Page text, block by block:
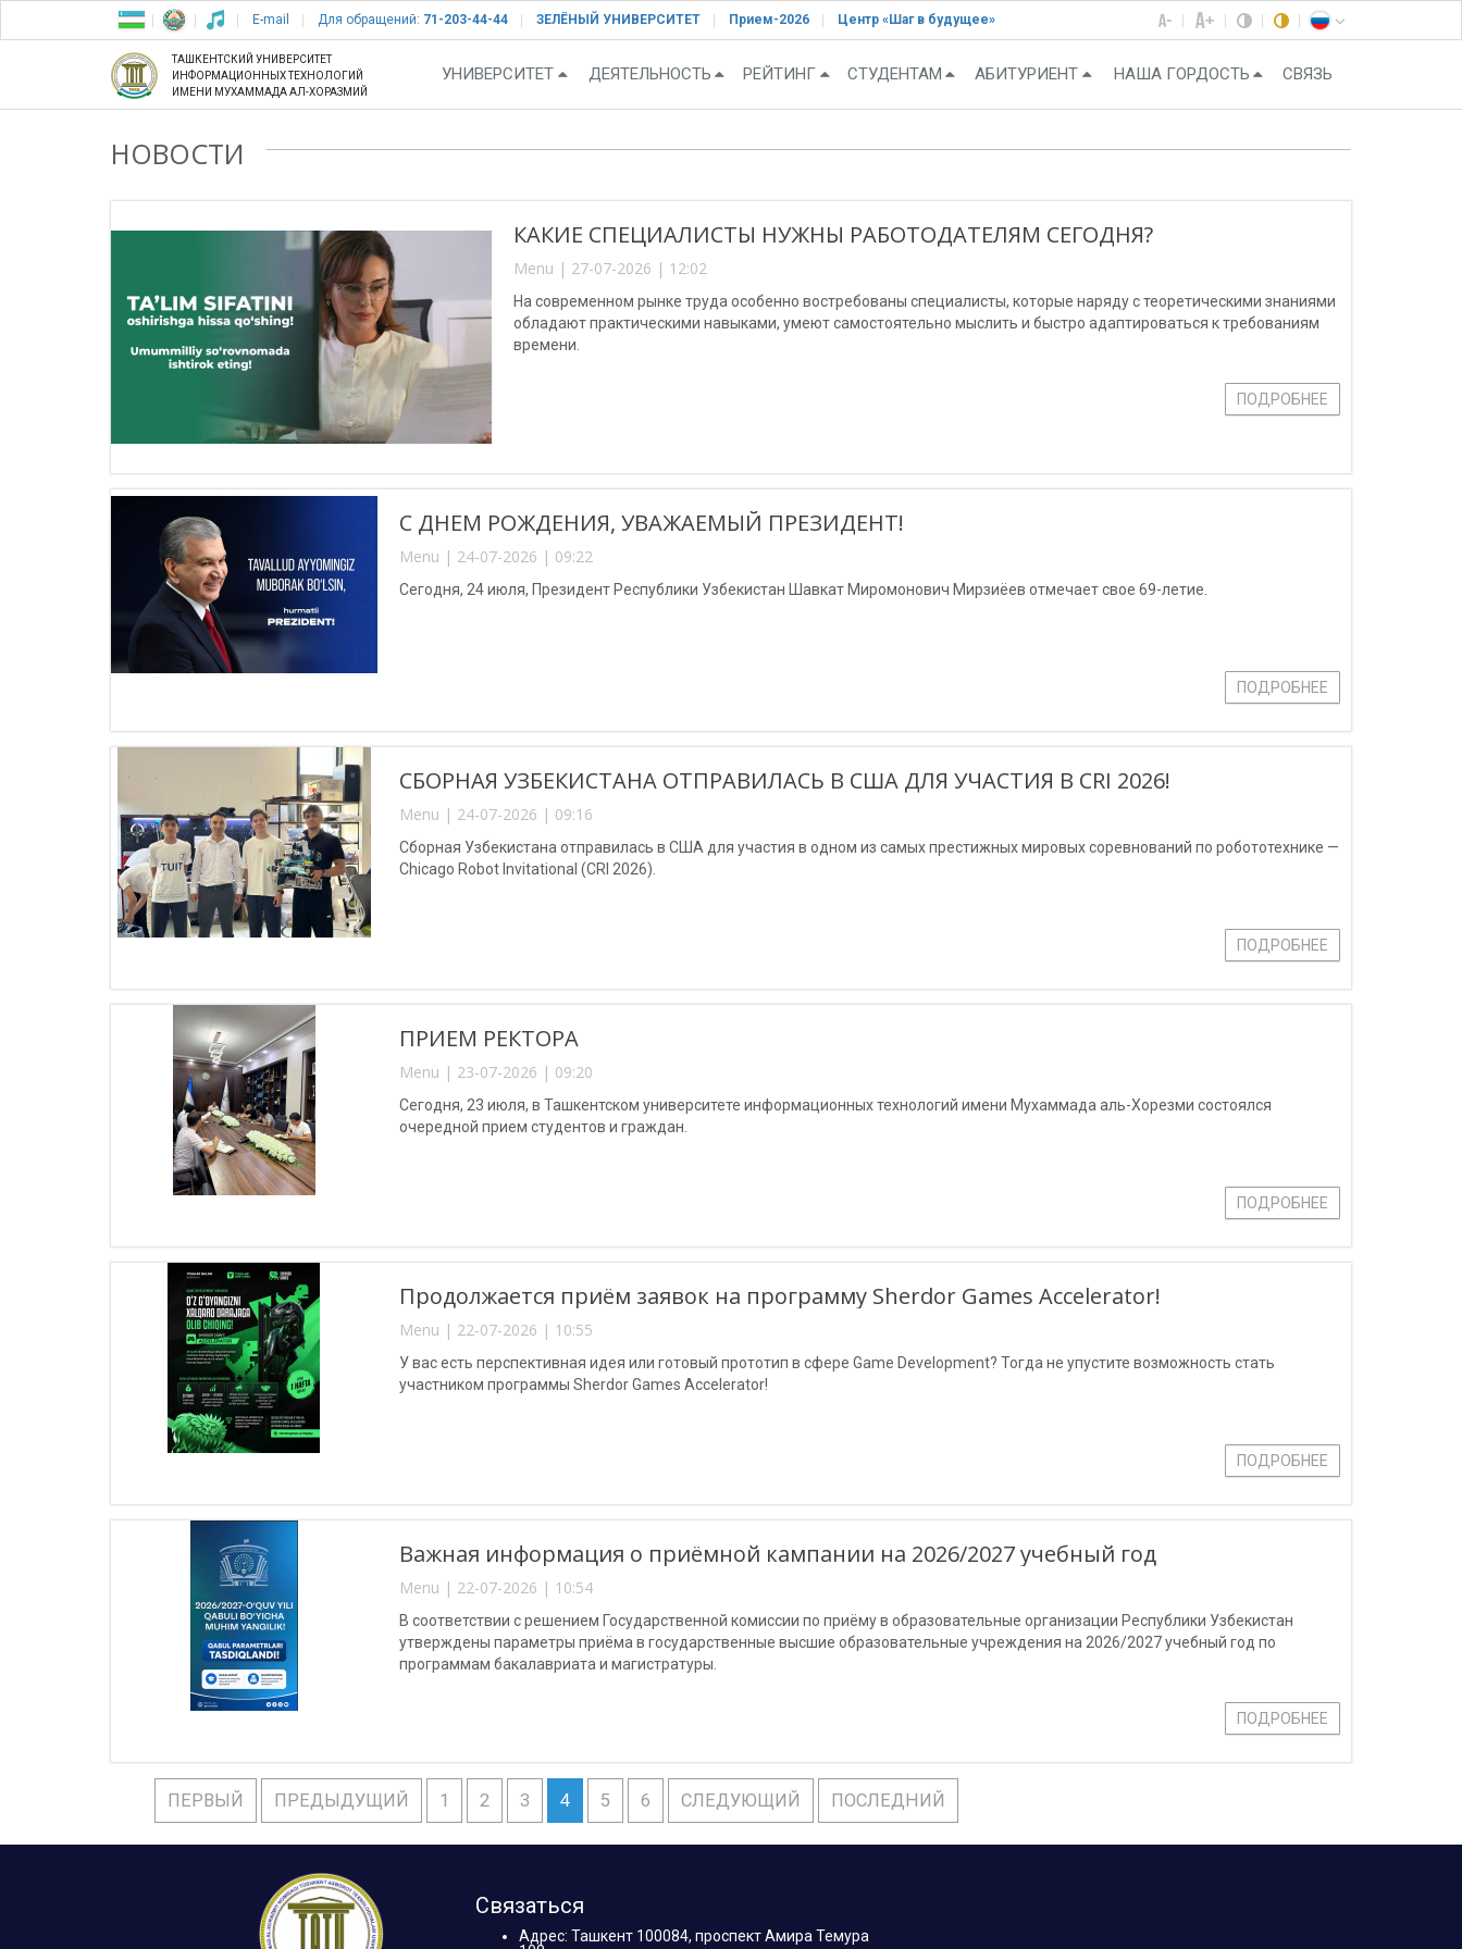
E-mail Для обращений: 71-203-44-44 ЗЕЛЁНЫЙ УНИВЕРСИТЕТ Прием-2026 Центр «Шаг в будущее»
ТАШКЕНТСКИЙ УНИВЕРСИТЕТ
ИНФОРМАЦИОННЫХ ТЕХНОЛОГИЙ
ИМЕНИ МУХАММАДА АЛ-ХОРАЗМИЙ
УНИВЕРСИТЕТ ДЕЯТЕЛЬНОСТЬ РЕЙТИНГ СТУДЕНТАМ АБИТУРИЕНТ НАША ГОРДОСТЬ СВЯЗЬ
НОВОСТИ
КАКИЕ СПЕЦИАЛИСТЫ НУЖНЫ РАБОТОДАТЕЛЯМ СЕГОДНЯ?
Menu | 27-07-2026 | 12:02
На современном рынке труда особенно востребованы специалисты, которые наряду с теоретическими знаниями
обладают практическими навыками, умеют самостоятельно мыслить и быстро адаптироваться к требованиям
времени.
ПОДРОБНЕЕ
С ДНЕМ РОЖДЕНИЯ, УВАЖАЕМЫЙ ПРЕЗИДЕНТ!
Menu | 24-07-2026 | 09:22
Сегодня, 24 июля, Президент Республики Узбекистан Шавкат Миромонович Мирзиёев отмечает свое 69-летие.
ПОДРОБНЕЕ
СБОРНАЯ УЗБЕКИСТАНА ОТПРАВИЛАСЬ В США ДЛЯ УЧАСТИЯ В CRI 2026!
Menu | 24-07-2026 | 09:16
Сборная Узбекистана отправилась в США для участия в одном из самых престижных мировых соревнований по робототехнике —
Chicago Robot Invitational (CRI 2026).
ПОДРОБНЕЕ
ПРИЕМ РЕКТОРА
Menu | 23-07-2026 | 09:20
Сегодня, 23 июля, в Ташкентском университете информационных технологий имени Мухаммада аль-Хорезми состоялся
очередной прием студентов и граждан.
ПОДРОБНЕЕ
Продолжается приём заявок на программу Sherdor Games Accelerator!
Menu | 22-07-2026 | 10:55
У вас есть перспективная идея или готовый прототип в сфере Game Development? Тогда не упустите возможность стать
участником программы Sherdor Games Accelerator!
ПОДРОБНЕЕ
Важная информация о приёмной кампании на 2026/2027 учебный год
Menu | 22-07-2026 | 10:54
В соответствии с решением Государственной комиссии по приёму в образовательные организации Республики Узбекистан
утверждены параметры приёма в государственные высшие образовательные учреждения на 2026/2027 учебный год по
программам бакалавриата и магистратуры.
ПОДРОБНЕЕ
ПЕРВЫЙ ПРЕДЫДУЩИЙ 1 2 3 4 5 6 СЛЕДУЮЩИЙ ПОСЛЕДНИЙ
Связаться
Адрес: Ташкент 100084, проспект Амира Темура